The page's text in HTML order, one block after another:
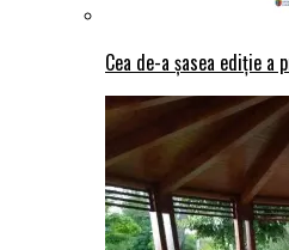
Cea de-a șasea ediție a